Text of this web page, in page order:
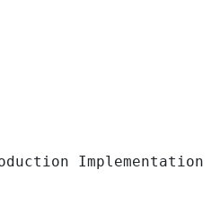
Implementation